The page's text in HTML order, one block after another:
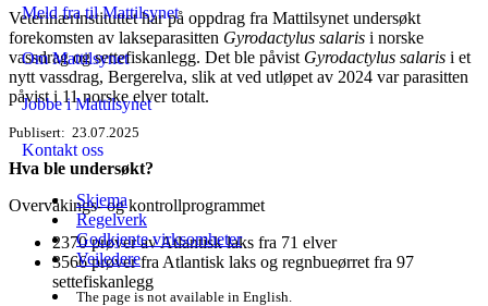
Meld fra til Mattilsynet
Om Mattilsynet
Jobbe i Mattilsynet
Kontakt oss
Skjema
Regelverk
Godkjente virksomheter
Veiledere
The page is not available in English.
Veterinærinstituttet har på oppdrag fra Mattilsynet undersøkt
forekomsten av lakseparasitten Gyrodactylus salaris i norske
vassdrag og settefiskanlegg. Det ble påvist Gyrodactylus salaris i et
nytt vassdrag, Bergerelva, slik at ved utløpet av 2024 var parasitten
påvist i 11 norske elver totalt.
Publisert 23.07.2025
Hva ble undersøkt?
Overvåkings- og kontrollprogrammet
2370 prøver av Atlantisk laks fra 71 elver
3566 prøver fra Atlantisk laks og regnbueørret fra 97
settefiskanlegg